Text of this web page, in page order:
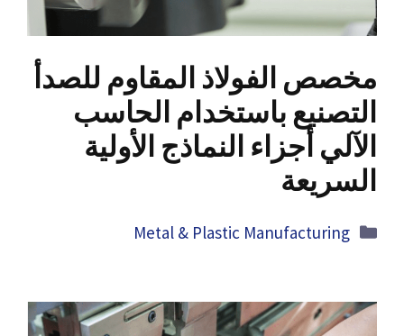
مخصص الفولاذ المقاوم للصدأ
التصنيع باستخدام الحاسب
الآلي أجزاء النماذج الأولية
السريعة
Categories
Metal& Plastic Manufacturing